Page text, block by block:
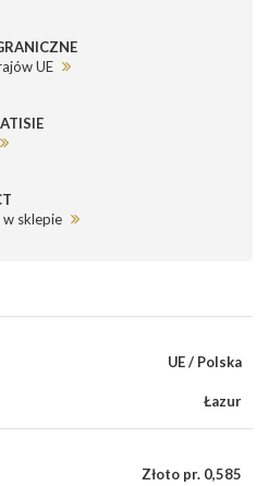
UE
sklepie
UE / Polska
Łazur
Złoto pr. 0,585